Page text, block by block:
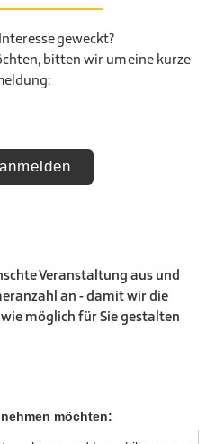
geweckt?
bitten wir um eine kurze
Veranstaltung aus und
an - damit wir die
möglich für Sie gestalten
möchten: